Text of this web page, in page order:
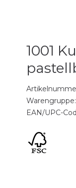
1001
EAN/UPC-